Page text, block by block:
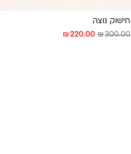
חישוק נוצה
₪220.00 ₪300.00